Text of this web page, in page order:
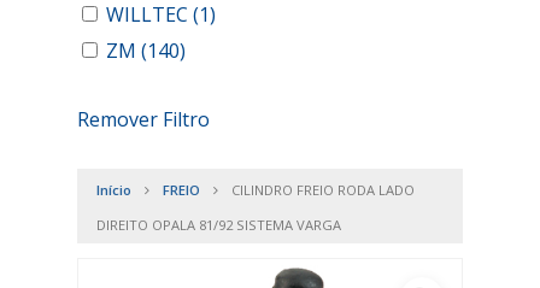
WILLTEC (1)
ZM (140)
Remover Filtro
Início FREIO
CILINDRO FREIO RODA LADO
DIREITO OPALA 81/92 SISTEMA VARGA